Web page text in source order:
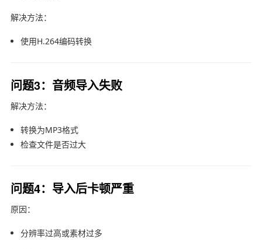
解决方法：
使用H.264编码转换
问题3：音频导入失败
解决方法：
转换为MP3格式
检查文件是否过大
问题4：导入后卡顿严重
原因：
分辨率过高或素材过多